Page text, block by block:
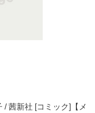
/ 茜新社 [コミック]【メ